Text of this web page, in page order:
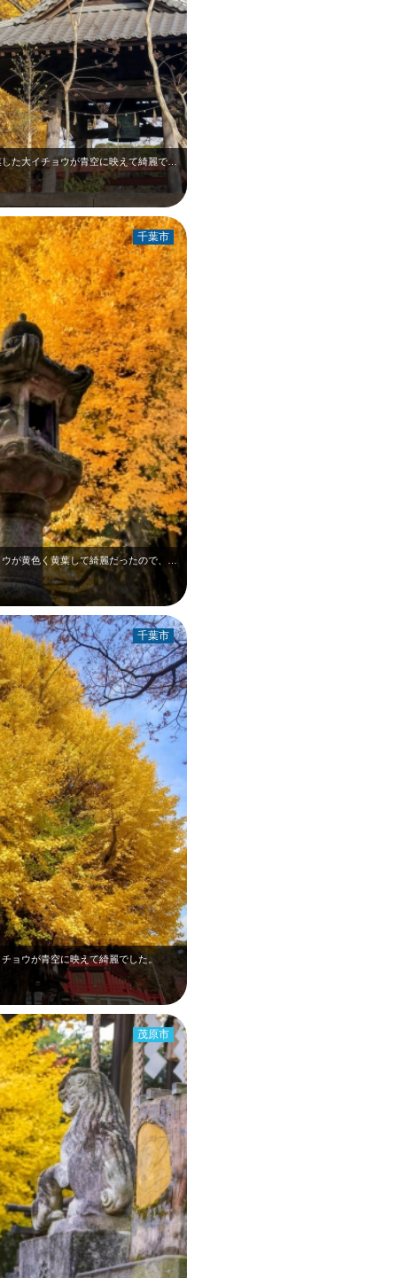
千葉市
ョウが青空に映えて綺麗でした。
千葉市
茂原市